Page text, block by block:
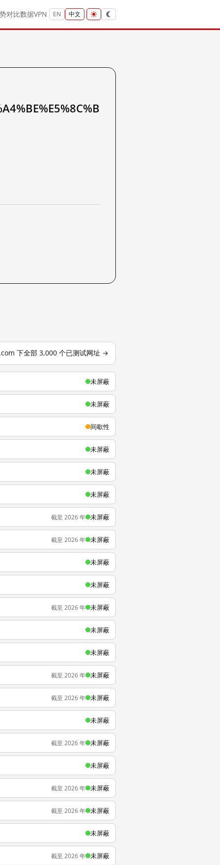
对比数据VPN EN 中文
下全部 3,000 个已测试网址 →
未屏蔽
未屏蔽
间歇性
未屏蔽
未屏蔽
未屏蔽
截至 2026 年 未屏蔽
截至 2026 年 未屏蔽
未屏蔽
未屏蔽
截至 2026 年 未屏蔽
未屏蔽
未屏蔽
截至 2026 年 未屏蔽
截至 2026 年 未屏蔽
未屏蔽
截至 2026 年 未屏蔽
未屏蔽
截至 2026 年 未屏蔽
截至 2026 年 未屏蔽
未屏蔽
截至 2026 年 未屏蔽